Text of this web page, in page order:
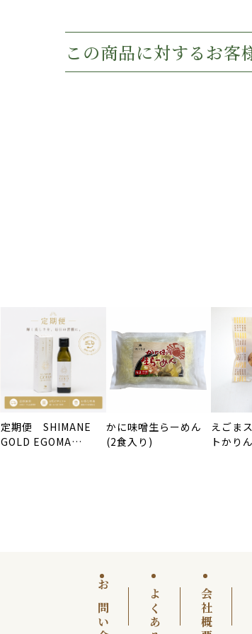
この商品に対するお客
定期便 SHIMANE
GOLD EGOMA
かに味噌生らーめん
(2食入り)
えごま
トかり
会社概要